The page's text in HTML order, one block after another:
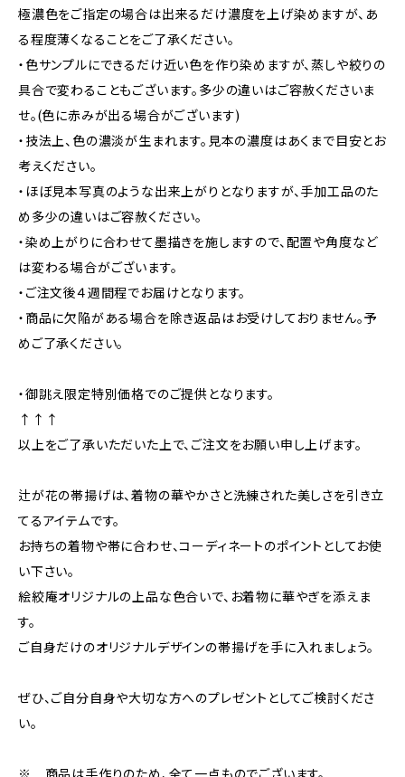
極濃色をご指定の場合は出来るだけ濃度を上げ染めますが、あ
る程度薄くなることをご了承ください。
・色サンプルにできるだけ近い色を作り染めますが、蒸しや絞りの
具合で変わることもございます。多少の違いはご容赦くださいま
せ。(色に赤みが出る場合がございます)
・技法上、色の濃淡が生まれます。見本の濃度はあくまで目安とお
考えください。
・ほぼ見本写真のような出来上がりとなりますが、手加工品のた
め多少の違いはご容赦ください。
・染め上がりに合わせて墨描きを施しますので、配置や角度など
は変わる場合がございます。
・ご注文後４週間程でお届けとなります。
・商品に欠陥がある場合を除き返品はお受けしておりません。予
めご了承ください。
・御誂え限定特別価格でのご提供となります。
↑↑↑
以上をご了承いただいた上で、ご注文をお願い申し上げます。
辻が花の帯揚げは、着物の華やかさと洗練された美しさを引き立
てるアイテムです。
お持ちの着物や帯に合わせ、コーディネートのポイントとしてお使
い下さい。
絵絞庵オリジナルの上品な色合いで、お着物に華やぎを添えま
す。
ご自身だけのオリジナルデザインの帯揚げを手に入れましょう。
ぜひ、ご自分自身や大切な方へのプレゼントとしてご検討くださ
い。